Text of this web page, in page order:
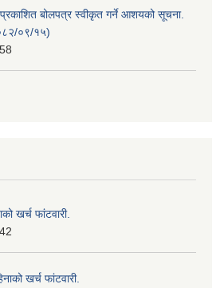
प्रकाशित बोलपत्र स्वीकृत गर्ने आशयको सूचना.
०९/१५)
खर्च फांटवारी.
खर्च फांटवारी.